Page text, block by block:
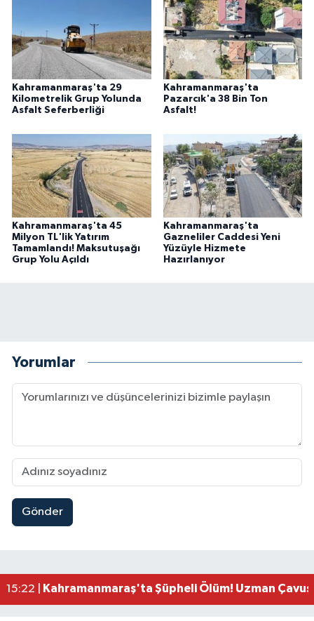
Kahramanmaraş'ta 29
Kilometrelik Grup Yolunda
Asfalt Seferberliği
Kahramanmaraş'ta
Pazarcık'a 38 Bin Ton
Asfalt!
Kahramanmaraş'ta 45
Milyon TL'lik Yatırım
Tamamlandı! Maksutuşağı
Grup Yolu Açıldı
Kahramanmaraş'ta
Gazneliler Caddesi Yeni
Yüzüyle Hizmete
Hazırlanıyor
Yorumlar
Gönder
22:09 |Kahramanmaraş'ta Uluslararası Bisiklet
15:22 |
Kahramanmaraş'ta Şüpheli Ölüm! Uzman
15:10 |Kahramanmaraş'ta Korku Dolu Anlar! Metruk